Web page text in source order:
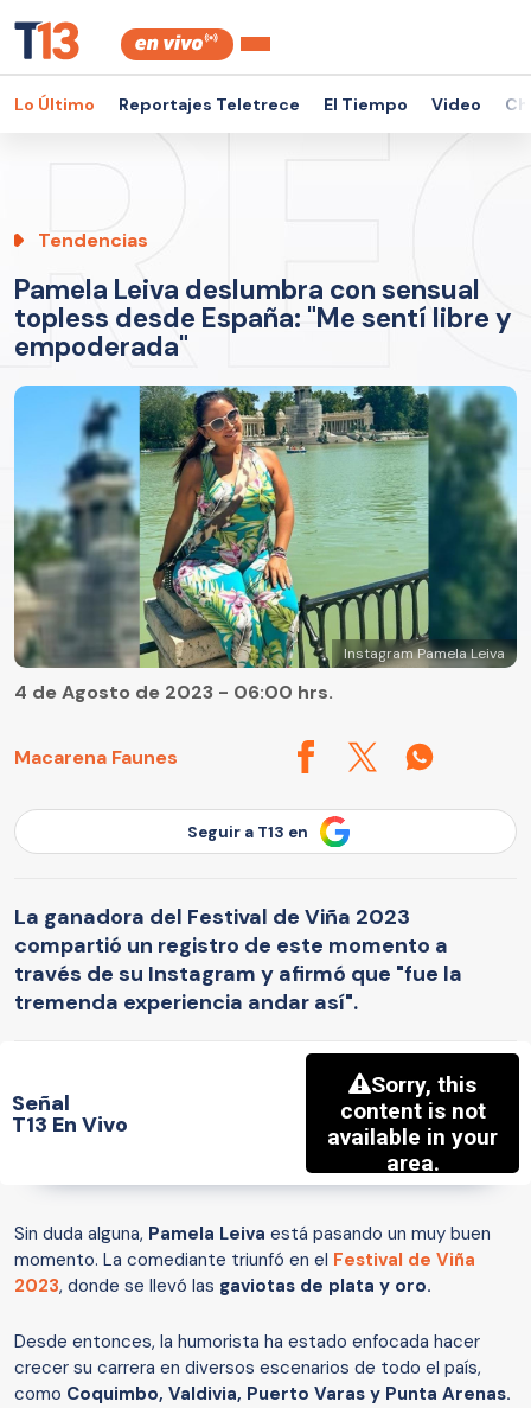
Lo Último Reportajes Teletrece El Tiempo Video
Tendencias
Pamela Leiva deslumbra con sensual
topless desde España: "Me sentí libre y
empoderada"
Instagram Pamela Leiva
Macarena Faunes
4 de Agosto de 2023 - 06:00 hrs.
Seguir a T13 en
La ganadora del Festival de Viña 2023
compartió un registro de este momento a
través de su Instagram y afirmó que "fue la
tremenda experiencia andar así".
Señal
T13 En Vivo
Sin duda alguna, Pamela Leiva está pasando un muy buen
momento. La comediante triunfó en el Festival de Viña
2023, donde se llevó las gaviotas de plata y oro.
Desde entonces, la humorista ha estado enfocada hacer
crecer su carrera en diversos escenarios de todo el país,
como Coquimbo, Valdivia, Puerto Varas y Punta Arenas.